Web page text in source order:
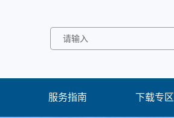
服务指南 下载专区